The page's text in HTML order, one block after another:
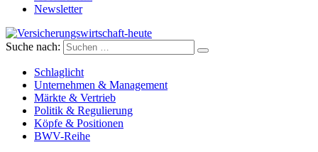
Newsletter
Versicherungswirtschaft-heute
Suche nach:
Schlaglicht
Unternehmen & Management
Märkte & Vertrieb
Politik & Regulierung
Köpfe & Positionen
BWV-Reihe